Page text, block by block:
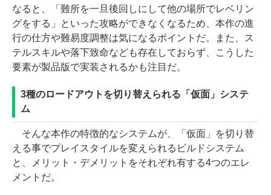
なると、「難所を一旦後回しにして他の場所でレベリン
グをする」といった攻略ができなくなるため、本作の進
行の仕方や難易度調整は気になるポイントだ。また、ス
テルスキルや落下致命なども存在しておらず、こうした
要素が製品版で実装されるかも注目だ。
3種のロードアウトを切り替えられる「仮面」システ
ム
そんな本作の特徴的なシステムが、「仮面」を切り替
える事でプレイスタイルを変えられるビルドシステム
と、メリット・デメリットをそれぞれ有する4つのエレ
メントだ。